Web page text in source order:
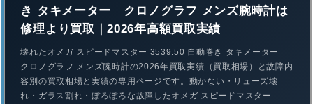
き タキメーター クロノグラフ メンズ腕時計は
修理より買取｜2026年高額買取実績
壊れたオメガ スピードマスター 3539.50 自動巻き タキメーター
クロノグラフ メンズ腕時計の2026年買取実績（買取相場）と故障内
容別の買取相場と実績の専用ページです。動かない・リューズ壊
れ・ガラス割れ・ぼろぼろな故障したオメガ スピードマスター